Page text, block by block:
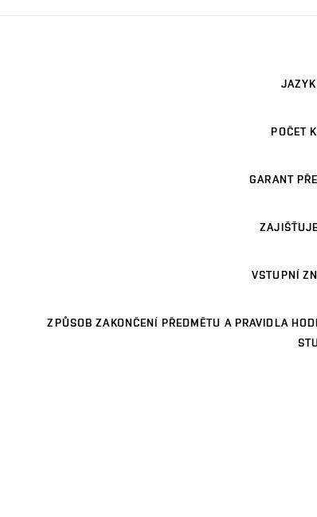
POČET
GARANT
VSTUPNÍ
ZPŮSOB ZAKONČENÍ PŘEDMĚTU A PRAVIDLA